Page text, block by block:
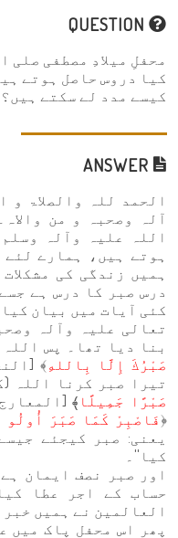
محفلِ میلادِ مصطفی صلی
کیا دروس حاصل ہوتے
کیسے مدد لے سکتے ہیں؟
الحمد للہ والصلاۃ و
آلہ وصحبہ و من
اللہ علیہ وآلہ
ہوتے ہیں، ہمارے
ہمیں زندگی کی
درس صبر کا درس ہے
کئی آیات میں بیان
تعالی علیہ وآلہ
بنا دیا تھا۔ پس
صَبْرُكَ إِلَّا بِاللهِ
تیرا صبر کرنا اللہ
صَبْرًا جَمِيلًا
﴿فَاصْبِرْ كَمَا صَبَرَ أُولُو
یعنی: صبر کیجئے
کیا''۔
اور صبر نصف ایمان
حساب کے اجر عطا
العالمین نے ہمیں خبر
پھر اس محفل پاک میں